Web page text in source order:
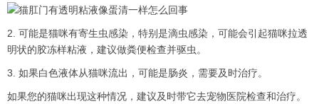
2. 可能是猫咪有寄生虫感染，特别是滴虫感染，可能会引起猫咪拉透
明状的胶冻样粘液，建议做粪便检查并驱虫。
3. 如果白色液体从猫咪流出，可能是肠炎，需要及时治疗。
如果您的猫咪出现这种情况，建议及时带它去宠物医院检查和治疗。